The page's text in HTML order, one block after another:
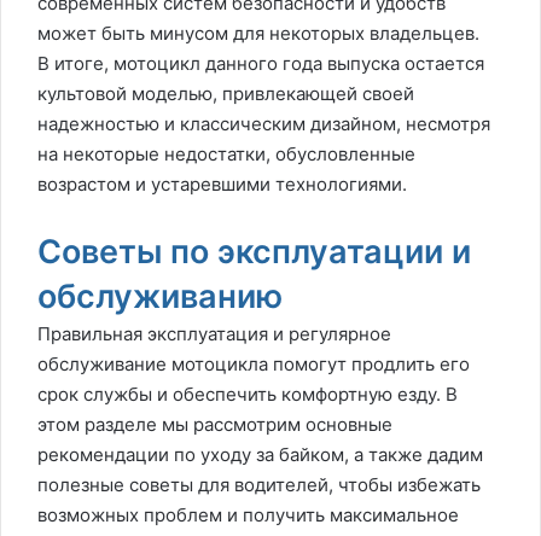
может быть минусом для некоторых владельцев.
В итоге, мотоцикл данного года выпуска остается
культовой моделью, привлекающей своей
надежностью и классическим дизайном, несмотря
на некоторые недостатки, обусловленные
возрастом и устаревшими технологиями.
Советы по эксплуатации и
обслуживанию
Правильная эксплуатация и регулярное
обслуживание мотоцикла помогут продлить его
срок службы и обеспечить комфортную езду. В
этом разделе мы рассмотрим основные
рекомендации по уходу за байком, а также дадим
полезные советы для водителей, чтобы избежать
возможных проблем и получить максимальное